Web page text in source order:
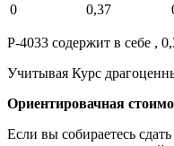
0
0,37
Р-4033 содержит в себе ,
Учитывая Курс
Ориентировачная
Если вы собираетесь